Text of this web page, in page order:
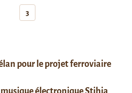
3
pour le projet ferroviaire